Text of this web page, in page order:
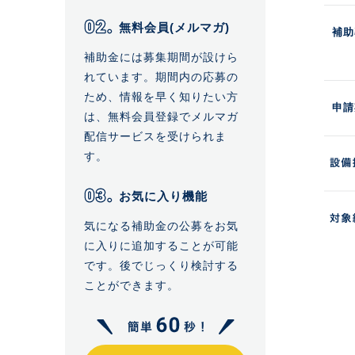
補
申
無料会員(メルマガ)
補助金には募集期間が設けら
れています。期間内の応募の
ため、情報を早く知りたい方
は、無料会員登録でメルマガ
配信サービスを受けられま
す。
お気に入り機能
気になる補助金の公募をお気
に入りに追加することが可能
です。後でじっくり検討する
ことができます。